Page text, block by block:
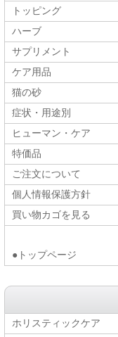
トッピング
ハーブ
サプリメント
ケア用品
猫の砂
症状・用途別
ヒューマン・ケア
特価品
ご注文について
個人情報保護方針
買い物カゴを見る
●トップページ
ホリスティックケア